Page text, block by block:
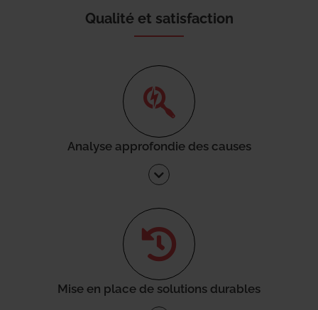
Qualité et satisfaction
Analyse approfondie des causes
Mise en place de solutions durables